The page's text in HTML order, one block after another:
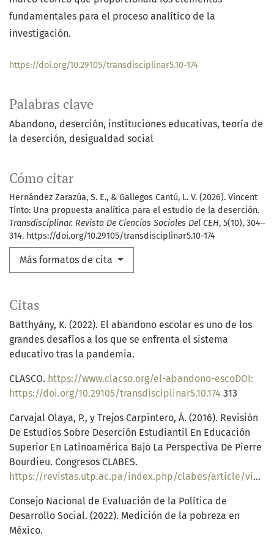
Palabras clave
Abandono deserción instituciones educativas teoría de
la deserción desigualdad social
Cómo citar
Hernández Zarazúa, S. E., & Gallegos Cantú, L. V. (2026). Vincent
Tinto: Una propuesta analítica para el estudio de la deserción.
Transdisciplinar. Revista De Ciencias Sociales Del CEH, 5(10), 304–
314. https://doi.org/10.29105/transdisciplinar5.10-174
Más formatos de cita
fundamentales para el proceso analítico de la
investigación.
https://doi.org/10.29105/transdisciplinar5.10-174
Citas
Batthyány, K. (2022). El abandono escolar es uno de los
grandes desafíos a los que se enfrenta el sistema
educativo tras la pandemia.
CLASCO. https://www.clacso.org/el-abandono-escoDOI:
https://doi.org/10.29105/transdisciplinar5.10.174 313
Carvajal Olaya, P., y Trejos Carpintero, Á. (2016). Revisión
De Estudios Sobre Deserción Estudiantil En Educación
Superior En Latinoamérica Bajo La Perspectiva De Pierre
Bourdieu. Congresos CLABES.
https://revistas.utp.ac.pa/index.php/clabes/article/view/1324
Consejo Nacional de Evaluación de la Política de
Desarrollo Social. (2022). Medición de la pobreza en
México.